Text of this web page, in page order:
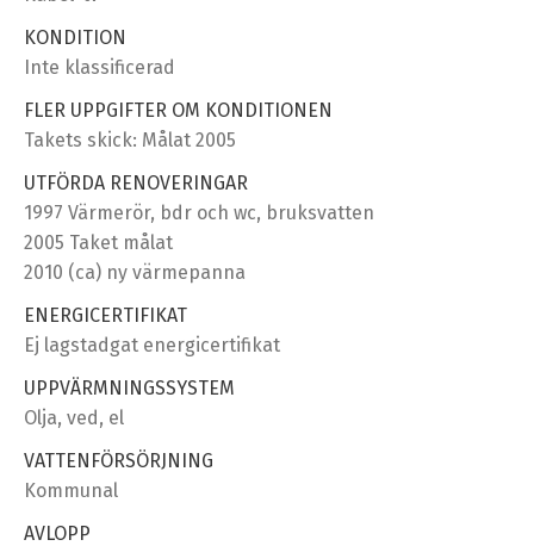
KONDITION
Inte klassificerad
FLER UPPGIFTER OM KONDITIONEN
Takets skick: Målat 2005
UTFÖRDA RENOVERINGAR
1997 Värmerör, bdr och wc, bruksvatten
2005 Taket målat
2010 (ca) ny värmepanna
ENERGICERTIFIKAT
Ej lagstadgat energicertifikat
UPPVÄRMNINGSSYSTEM
Olja, ved, el
VATTENFÖRSÖRJNING
Kommunal
AVLOPP